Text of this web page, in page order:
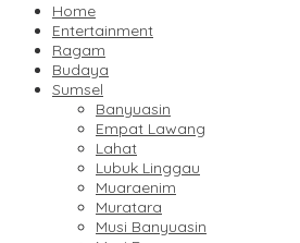
Home
Entertainment
Ragam
Budaya
Sumsel
Banyuasin
Empat Lawang
Lahat
Lubuk Linggau
Muaraenim
Muratara
Musi Banyuasin